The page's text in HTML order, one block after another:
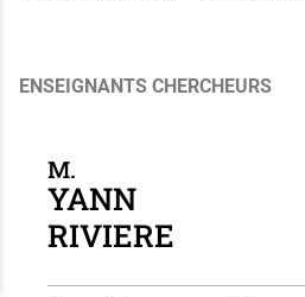
ENSEIGNANTS CHERCHEURS
M.
YANN
RIVIERE